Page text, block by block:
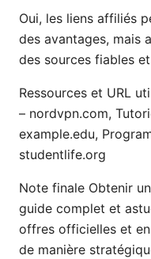
Oui, les liens affiliés
des avantages, mais
des sources fiables
Ressources et URL
– nordvpn.com,
example.edu,
studentlife.org
Note finale Obtenir
guide complet et
offres officielles et
de manière